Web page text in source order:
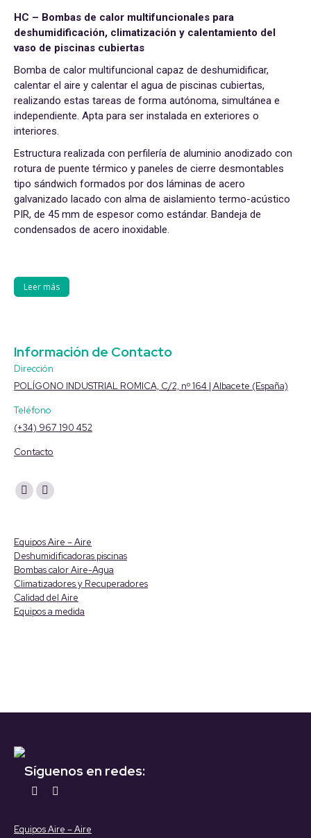
HC – Bombas de calor multifuncionales para
deshumidificación, climatización y calentamiento del
vaso de piscinas cubiertas
Bomba de calor multifuncional capaz de deshumidificar,
calentar el aire y calentar el agua de piscinas cubiertas,
realizando estas tareas de forma autónoma, simultánea e
independiente. Apta para ser instalada en exteriores o
interiores.
Estructura realizada con perfilería de aluminio anodizado con
rotura de puente térmico y paneles de cierre desmontables
tipo sándwich formados por dos láminas de acero
galvanizado lacado con alma de aislamiento termo-acústico
PIR, de 45 mm de espesor como estándar. Bandeja de
condensados de acero inoxidable.
Leer más
Información de Contacto
Dirección
POLÍGONO INDUSTRIAL ROMICA, C/2, nº 164 | Albacete (España)
Teléfono
(+34) 967 190 452
Contacto
Encuéntranos en:
YouTube
in
new
window
Linkedin
in
new
window
Equipos Aire – Aire
Deshumidificadoras piscinas
Bombas calor Aire-Agua
Climatizadores y Recuperadores
Calidad del Aire
Equipos a medida
Síguenos en redes:
Encuéntranos en:
opensopens
Equipos Aire – Aire